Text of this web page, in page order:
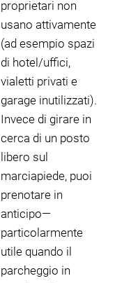
proprietari non
usano attivamente
(ad esempio spazi
di hotel/uffici,
vialetti privati e
garage inutilizzati).
Invece di girare in
cerca di un posto
libero sul
marciapiede, puoi
prenotare in
anticipo—
particolarmente
utile quando il
parcheggio in